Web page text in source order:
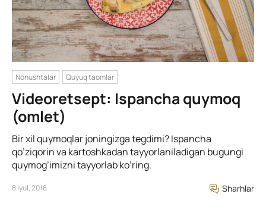
Nonushtalar Quyuq taomlar
Videoretsept: Ispancha quymoq
(omlet)
Bir xil quymoqlar joningizga tegdimi? Ispancha
qo’ziqorin va kartoshkadan tayyorlaniladigan bugungi
quymog’imizni tayyorlab ko’ring.
8 Iyul, 2018 Sharhlar